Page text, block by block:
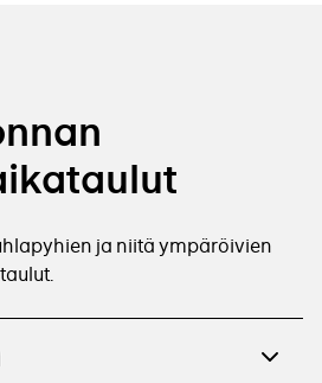
ja niitä ympäröivien